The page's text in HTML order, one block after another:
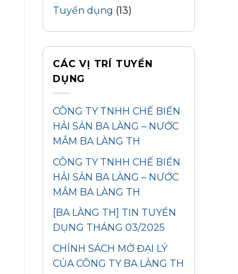
Tuyển dụng (13)
CÁC VỊ TRÍ TUYỂN
DỤNG
CÔNG TY TNHH CHẾ BIẾN
HẢI SẢN BA LÀNG – NƯỚC
MẮM BA LÀNG TH
CÔNG TY TNHH CHẾ BIẾN
HẢI SẢN BA LÀNG – NƯỚC
MẮM BA LÀNG TH
[BA LÀNG TH] TIN TUYỂN
DỤNG THÁNG 03/2025
CHÍNH SÁCH MỞ ĐẠI LÝ
CỦA CÔNG TY BA LÀNG TH